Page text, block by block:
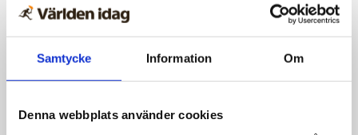
Samtycke Information Om
Denna webbplats använder cookies